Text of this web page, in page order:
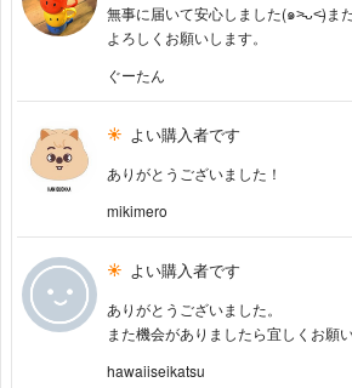
無事に届いて安心しました(๑˃̵ᴗ˂̵)ま
よろしくお願いします。
ぐーたん
よい購入者です
ありがとうございました！
mikimero
よい購入者です
ありがとうございました。
また機会がありましたら宜しくお願い
hawaiiseikatsu